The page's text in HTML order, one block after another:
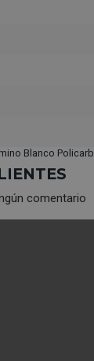
Blanco
comentario